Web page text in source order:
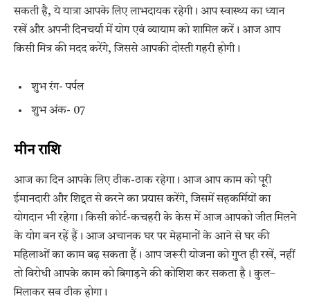
सकती है, ये यात्रा आपके लिए लाभदायक रहेगी। आप स्वास्थ्य का ध्यान
रखें और अपनी दिनचर्या में योग एवं व्यायाम को शामिल करें। आज आप
किसी मित्र की मदद करेंगे, जिससे आपकी दोस्ती गहरी होगी।
शुभ रंग- पर्पल
शुभ अंक- 07
मीन राशि
आज का दिन आपके लिए ठीक-ठाक रहेगा। आज आप काम को पूरी
ईमानदारी और शिद्दत से करने का प्रयास करेंगे, जिसमें सहकर्मियों का
योगदान भी रहेगा। किसी कोर्ट-कचहरी के केस में आज आपको जीत मिलने
के योग बन रहें हैं। आज अचानक घर पर मेहमानों के आने से घर की
महिलाओं का काम बढ़ सकता हैं। आप जरूरी योजना को गुप्त ही रखें, नहीं
तो विरोधी आपके काम को बिगाड़ने की कोशिश कर सकता है। कुल–
मिलाकर सब ठीक होगा।